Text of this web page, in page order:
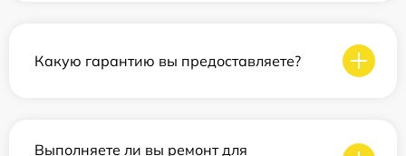
Какую гарантию вы предоставляете?
Выполняете ли вы ремонт для